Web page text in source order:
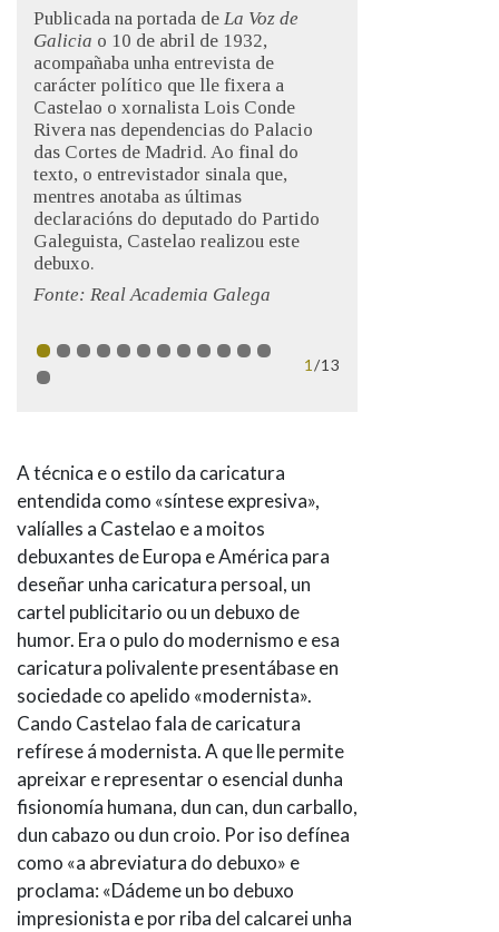
Publicada na portada de La Voz de
Galicia o 10 de abril de 1932,
acompañaba unha entrevista de
carácter político que lle fixera a
Castelao o xornalista Lois Conde
Rivera nas dependencias do Palacio
das Cortes de Madrid. Ao final do
texto, o entrevistador sinala que,
mentres anotaba as últimas
declaracións do deputado do Partido
Galeguista, Castelao realizou este
debuxo.
Fonte: Real Academia Galega
1 /13
A técnica e o estilo da caricatura
entendida como «síntese expresiva»,
valíalles a Castelao e a moitos
debuxantes de Europa e América para
deseñar unha caricatura persoal, un
cartel publicitario ou un debuxo de
humor. Era o pulo do modernismo e esa
caricatura polivalente presentábase en
sociedade co apelido «modernista».
Cando Castelao fala de caricatura
refírese á modernista. A que lle permite
apreixar e representar o esencial dunha
fisionomía humana, dun can, dun carballo,
dun cabazo ou dun croio. Por iso defínea
como «a abreviatura do debuxo» e
proclama: «Dádeme un bo debuxo
impresionista e por riba del calcarei unha